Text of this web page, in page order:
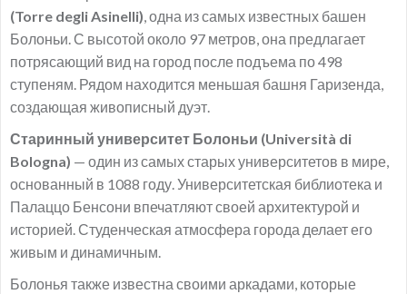
(Torre degli Asinelli), одна из самых известных башен
Болоньи. С высотой около 97 метров, она предлагает
потрясающий вид на город после подъема по 498
ступеням. Рядом находится меньшая башня Гаризенда,
создающая живописный дуэт.
Старинный университет Болоньи (Università di
Bologna) — один из самых старых университетов в мире,
основанный в 1088 году. Университетская библиотека и
Палаццо Бенсони впечатляют своей архитектурой и
историей. Студенческая атмосфера города делает его
живым и динамичным.
Болонья также известна своими аркадами, которые